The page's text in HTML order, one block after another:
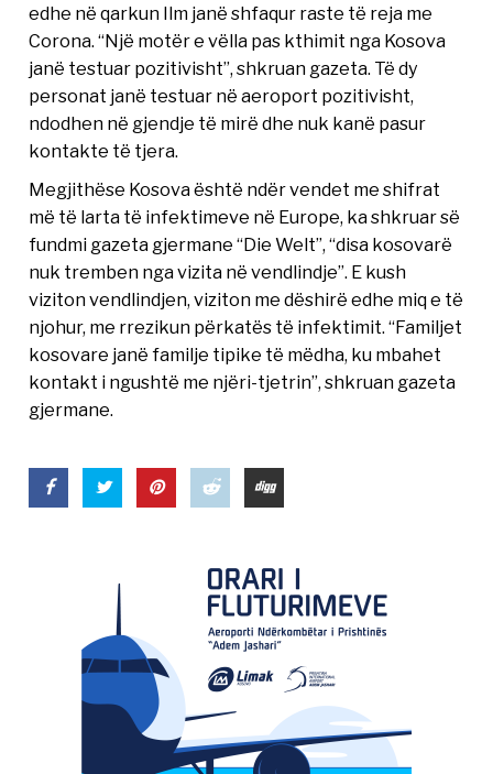
edhe në qarkun Ilm janë shfaqur raste të reja me
Corona. “Një motër e vëlla pas kthimit nga Kosova
janë testuar pozitivisht”, shkruan gazeta. Të dy
personat janë testuar në aeroport pozitivisht,
ndodhen në gjendje të mirë dhe nuk kanë pasur
kontakte të tjera.
Megjithëse Kosova është ndër vendet me shifrat
më të larta të infektimeve në Europe, ka shkruar së
fundmi gazeta gjermane “Die Welt”, “disa kosovarë
nuk tremben nga vizita në vendlindje”. E kush
viziton vendlindjen, viziton me dëshirë edhe miq e të
njohur, me rrezikun përkatës të infektimit. “Familjet
kosovare janë familje tipike të mëdha, ku mbahet
kontakt i ngushtë me njëri-tjetrin”, shkruan gazeta
gjermane.